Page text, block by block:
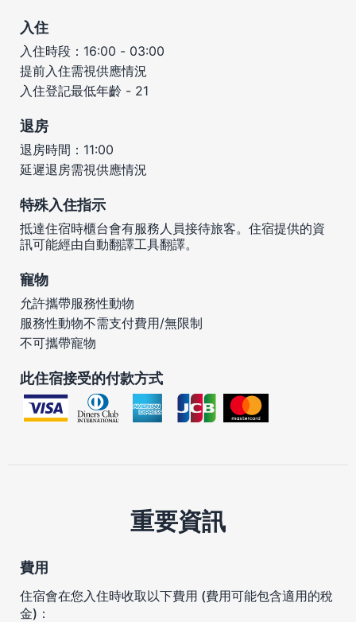
入住
入住時段：16:00 - 03:00
提前入住需視供應情況
入住登記最低年齡 - 21
退房
退房時間：11:00
延遲退房需視供應情況
特殊入住指示
抵達住宿時櫃台會有服務人員接待旅客。住宿提供的資
訊可能經由自動翻譯工具翻譯。
寵物
允許攜帶服務性動物
服務性動物不需支付費用/無限制
不可攜帶寵物
此住宿接受的付款方式
重要資訊
費用
住宿會在您入住時收取以下費用 (費用可能包含適用的稅
金)：